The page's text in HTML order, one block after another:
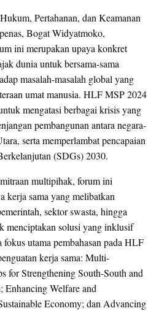
Pertahanan, dan Keamanan
Bogat Widyatmoko,
ini merupakan upaya konkret
dunia untuk bersama-sama
masalah-masalah global yang
umat manusia. HLF MSP 2024
mengatasi berbagai krisis yang
pembangunan antara negara-
serta memperlambat pencapaian
(SDGs) 2030.
multipihak, forum ini
kerja sama yang melibatkan
sektor swasta, hingga
menciptakan solusi yang inklusif
utama pembahasan pada HLF
kerja sama: Multi-
for Strengthening South-South and
Enhancing Welfare and
Economy; dan Advancing